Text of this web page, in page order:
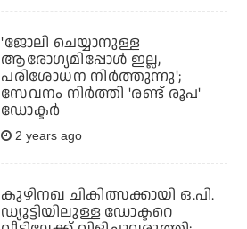
'ജോലി ചെയ്യാനുള്ള
ആരോഗ്യമിപ്പോള്‍ ഇല്ല,
പരിശോധന നിര്‍ത്തുന്നു';
സേവനം നിര്‍ത്തി 'രണ്ട് രൂപ'
ഡോക്ടര്‍
2 years ago
കുഴിനഖ ചികിത്സക്കായി ഒ.പി.
ഡ്യൂട്ടിയിലുള്ള ഡോക്ടറെ